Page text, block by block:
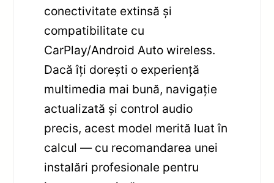
conectivitate extinsă și
compatibilitate cu
CarPlay/Android Auto wireless.
Dacă îți dorești o experiență
multimedia mai bună, navigație
actualizată și control audio
precis, acest model merită luat în
calcul — cu recomandarea unei
instalări profesionale pentru